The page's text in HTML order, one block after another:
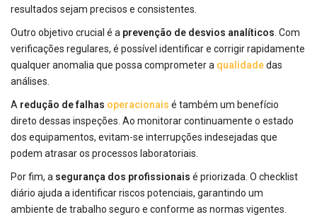
resultados sejam precisos e consistentes.
Outro objetivo crucial é a prevenção de desvios analíticos. Com
verificações regulares, é possível identificar e corrigir rapidamente
qualquer anomalia que possa comprometer a qualidadedas
análises.
A redução de falhas operacionais é também um benefício
direto dessas inspeções. Ao monitorar continuamente o estado
dos equipamentos, evitam-se interrupções indesejadas que
podem atrasar os processos laboratoriais.
Por fim, a segurança dos profissionais é priorizada. O checklist
diário ajuda a identificar riscos potenciais, garantindo um
ambiente de trabalho seguro e conforme as normas vigentes.